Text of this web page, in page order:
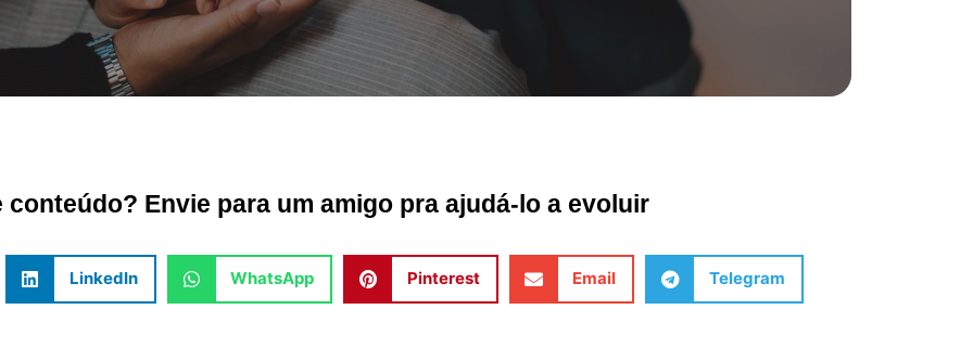
conteúdo? Envie para um amigo pra ajudá-lo a evoluir
LinkedIn WhatsApp Pinterest Email Telegram